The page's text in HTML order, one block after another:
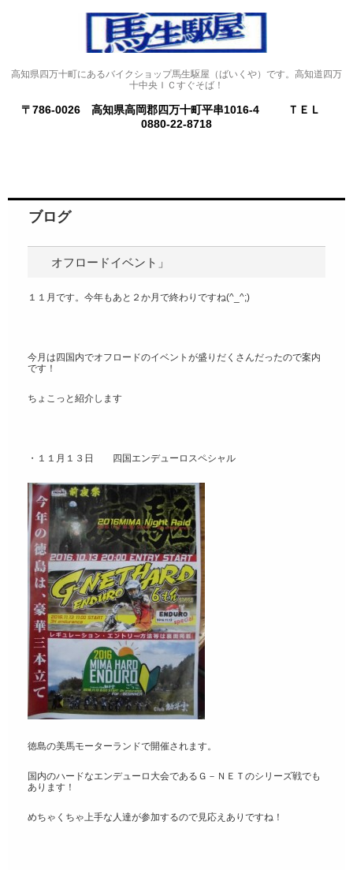
高知県四万十町にあるバイクショップ馬生駆屋（ばいくや）です。高知道四万
十中央ＩＣすぐそば！
〒786-0026 高知県高岡郡四万十町平串1016-4
ＴＥＬ
0880-22-8718
ブログ
オフロードイベント」
１１月です。今年もあと２か月で終わりですね(^_^;)
今月は四国内でオフロードのイベントが盛りだくさんだったので案内
です！
ちょこっと紹介します
・１１月１３日 四国エンデューロスペシャル
徳島の美馬モーターランドで開催されます。
国内のハードなエンデューロ大会であるＧ－ＮＥＴのシリーズ戦でも
あります！
めちゃくちゃ上手な人達が参加するので見応えありですね！